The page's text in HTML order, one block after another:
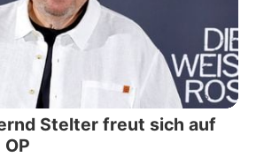
Stelter freut sich auf